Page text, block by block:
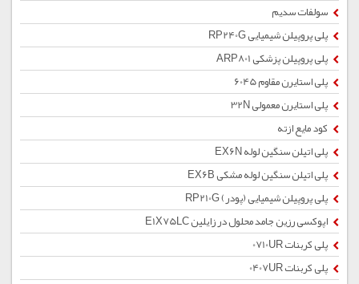
سولفات سدیم
پلی پروپیلن شیمیایی RP240G
پلی پروپیلن پزشکی ARP801
پلی استایرن مقاوم 6045
پلی استایرن معمولی 32N
کود مایع ازته
پلی اتیلن سنگین لوله EX6N
پلی اتیلن سنگین لوله مشکی EX6B
پلی پروپیلن شیمیایی (پودر) RP210G
اپوکسی رزین جامد محلول در زایلین E1X75LC
پلی کربنات 0710UR
پلی کربنات 0407UR